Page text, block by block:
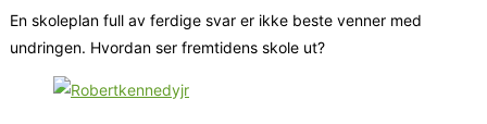
En skoleplan full av ferdige svar er ikke beste venner med
undringen. Hvordan ser fremtidens skole ut?